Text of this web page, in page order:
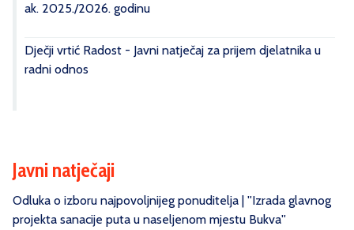
ak. 2025./2026. godinu
Dječji vrtić Radost - Javni natječaj za prijem djelatnika u
radni odnos
Javni natječaji
Odluka o izboru najpovoljnijeg ponuditelja | ''Izrada glavnog
projekta sanacije puta u naseljenom mjestu Bukva''